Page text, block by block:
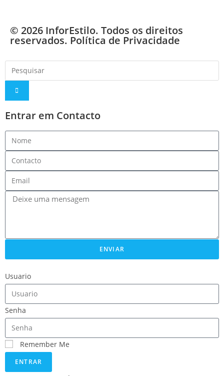
© 2026 InforEstilo. Todos os direitos
reservados. Política de Privacidade
Entrar em Contacto
ENVIAR
Usuario
Senha
Remember Me
ENTRAR